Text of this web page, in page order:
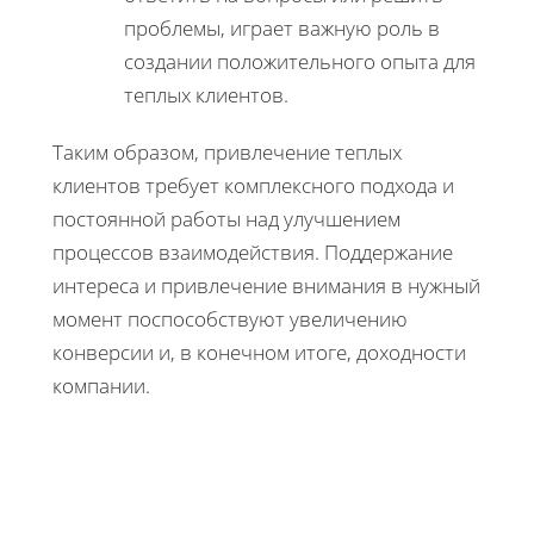
проблемы, играет важную роль в
создании положительного опыта для
теплых клиентов.
Таким образом, привлечение теплых
клиентов требует комплексного подхода и
постоянной работы над улучшением
процессов взаимодействия. Поддержание
интереса и привлечение внимания в нужный
момент поспособствуют увеличению
конверсии и, в конечном итоге, доходности
компании.